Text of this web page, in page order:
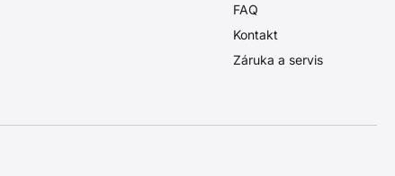
FAQ
Kontakt
Záruka a servis